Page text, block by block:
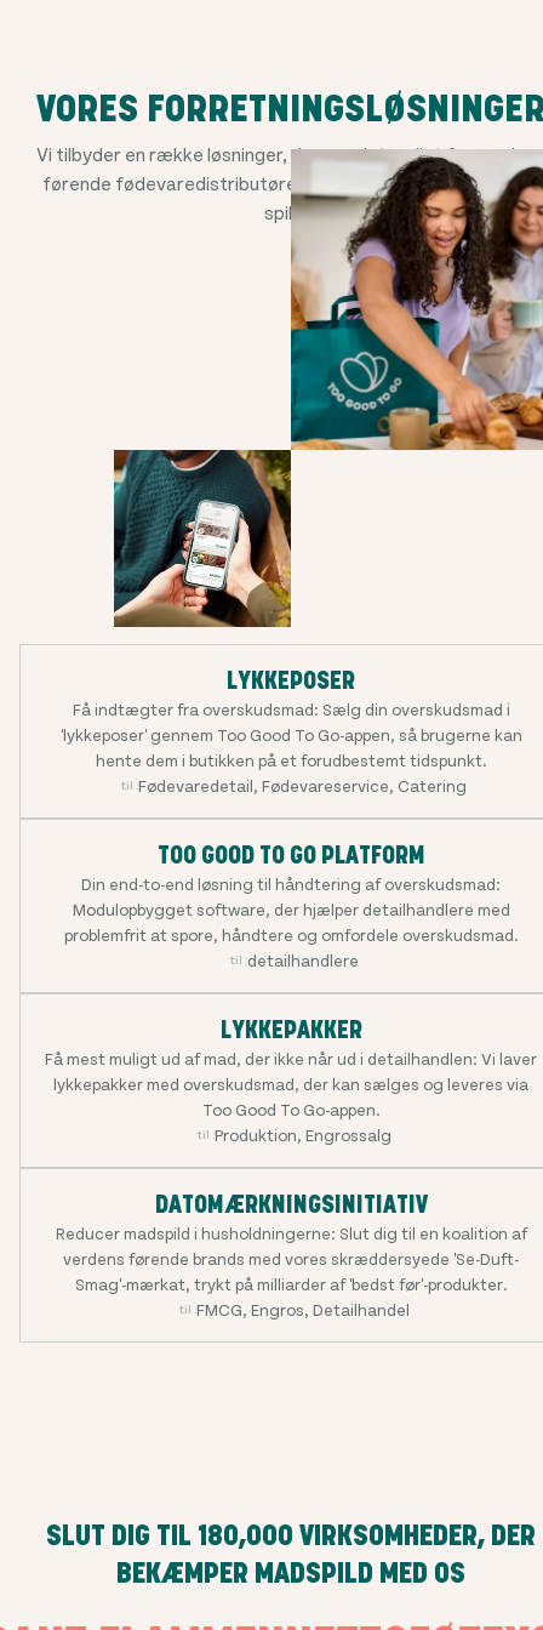
VORES
Vi tilbyder en række løsninger, der gør det muligt for
førende fødevaredistributører at undgå, at god mad går til
spilde.
LYKKEPOSER
Få indtægter fra overskudsmad: Sælg din overskudsmad i
'lykkeposer' gennem Too Good To Go-appen, så brugerne kan
hente dem i butikken på et forudbestemt tidspunkt.
til :Fødevaredetail, Fødevareservice, Catering
TOO GOOD TO GO PLATFORM
Din end-to-end løsning til håndtering af overskudsmad:
Modulopbygget software, der hjælper detailhandlere med
problemfrit at spore, håndtere og omfordele overskudsmad.
til :detailhandlere
LYKKEPAKKER
Få mest muligt ud af mad, der ikke når ud i detailhandlen: Vi laver
lykkepakker med overskudsmad, der kan sælges og leveres via
Too Good To Go-appen.
til :Produktion, Engrossalg
DATOMÆRKNINGSINITIATIV
Reducer madspild i husholdningerne: Slut dig til en koalition af
verdens førende brands med vores skræddersyede 'Se-Duft-
Smag'-mærkat, trykt på milliarder af 'bedst før'-produkter.
til :FMCG, Engros, Detailhandel
SLUT DIG TIL 180,000 VIRKSOMHEDER, DER
BEKÆMPER MADSPILD MED OS